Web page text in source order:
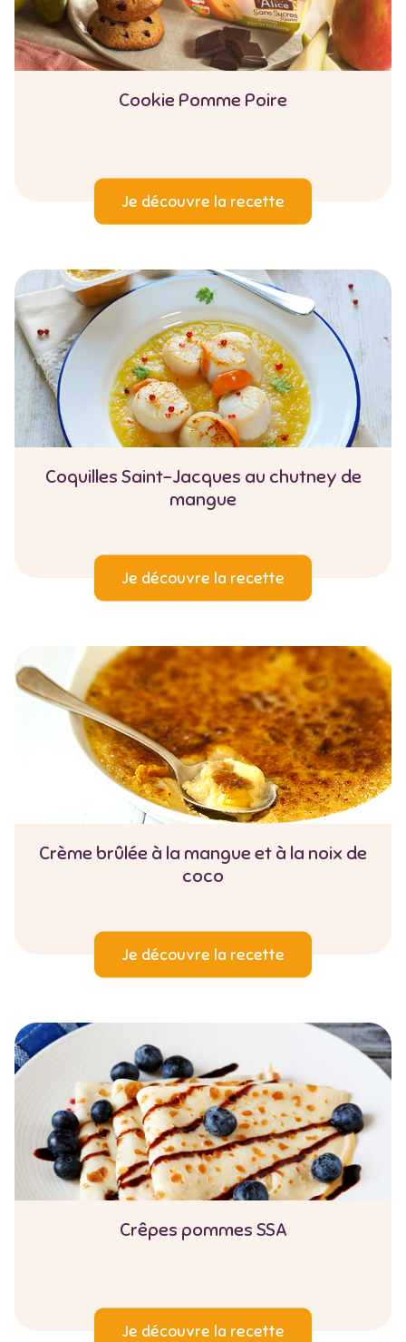
Cookie Pomme Poire
Je découvre la recette
Coquilles Saint-Jacques au chutney de
mangue
Je découvre la recette
Crème brûlée à la mangue et à la noix de
coco
Je découvre la recette
Crêpes pommes SSA
Je découvre la recette